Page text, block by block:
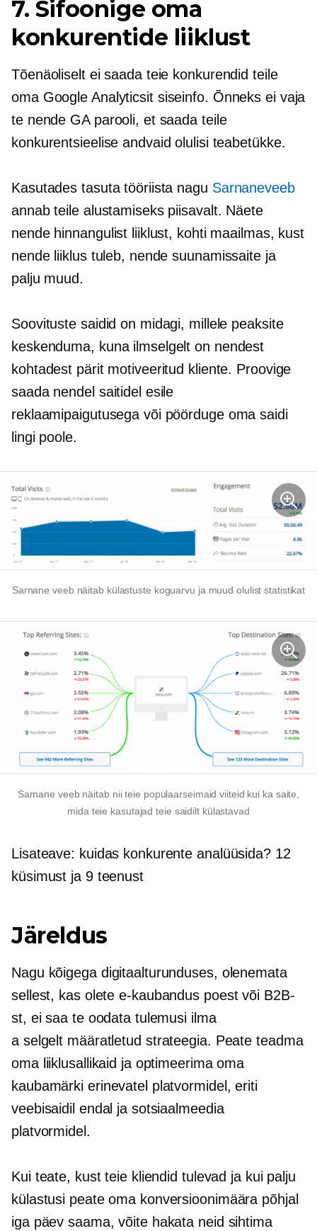
7. Sifoonige oma
konkurentide liiklust
Tõenäoliselt ei saada teie konkurendid teile
oma Google Analyticsit siseinfo. Õnneks ei vaja
te nende GA parooli, et saada teile
konkurentsieelise andvaid olulisi teabetükke.
Kasutades tasuta tööriista nagu Sarnaneveeb
annab teile alustamiseks piisavalt. Näete
nende hinnangulist liiklust, kohti maailmas, kust
nende liiklus tuleb, nende suunamissaite ja
palju muud.
Soovituste saidid on midagi, millele peaksite
keskenduma, kuna ilmselgelt on nendest
kohtadest pärit motiveeritud kliente. Proovige
saada nendel saitidel esile
reklaamipaigutusega või pöörduge oma saidi
lingi poole.
Sarnane veeb näitab külastuste koguarvu ja muud olulist statistikat
Sarnane veeb näitab nii teie populaarseimaid viiteid kui ka saite,
mida teie kasutajad teie saidilt külastavad
Lisateave: kuidas konkurente analüüsida? 12
küsimust ja 9 teenust
Järeldus
Nagu kõigega digitaalturunduses, olenemata
sellest, kas oletee-kaubandus poest või B2B-
st, ei saa te oodata tulemusi ilma
a selgelt määratletud strateegia. Peate teadma
oma liiklusallikaid ja optimeerima oma
kaubamärki erinevatel platvormidel, eriti
veebisaidil endal ja sotsiaalmeedia
platvormidel.
Kui teate, kust teie kliendid tulevad ja kui palju
külastusi peate oma konversioonimäära põhjal
iga päev saama, võite hakata neid sihtima